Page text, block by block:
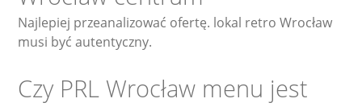
Najlepiej przeanalizować ofertę. lokal retro Wrocław
musi być autentyczny.
Czy PRL Wrocław menu jest